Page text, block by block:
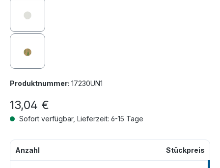
Produktnummer: 17230UN1
13,04 €
Sofort verfügbar, Lieferzeit: 6-15 Tage
Anzahl Stückpreis